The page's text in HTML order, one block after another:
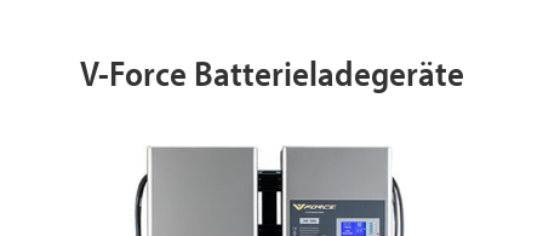
V-Force Batterieladegeräte